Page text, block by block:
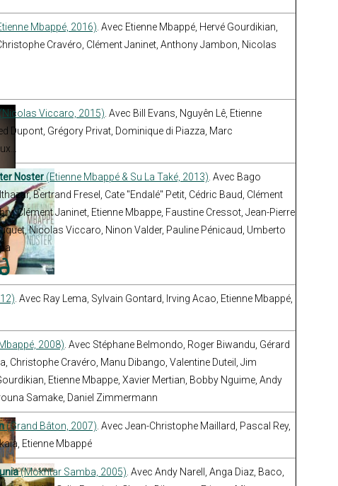
Mbappé, 2016) . Avec Etienne Mbappé, Hervé Gourdikian,
Cravéro, Clément Janinet, Anthony Jambon, Nicolas
Viccaro, 2015) . Avec Bill Evans, Nguyên Lê, Etienne
Dupont, Grégory Privat, Dominique di Piazza, Marc
Noster (Etienne Mbappé & Su La Také, 2013) . Avec Bago
Bertrand Fresel, Cate "Endalé" Petit, Cédric Baud, Clément
Clément Janinet, Etienne Mbappe, Faustine Cressot, Jean-Pierre
Nicolas Viccaro, Ninon Valder, Pauline Pénicaud, Umberto
. Avec Ray Lema, Sylvain Gontard, Irving Acao, Etienne Mbappé,
2008) . Avec Stéphane Belmondo, Roger Biwandu, Gérard
Christophe Cravéro, Manu Dibango, Valentine Duteil, Jim
Etienne Mbappe, Xavier Mertian, Bobby Nguime, Andy
Samake, Daniel Zimmermann
(Grand Bâton, 2007) . Avec Jean-Christophe Maillard, Pascal Rey,
Etienne Mbappé
(Mokhtar Samba, 2005) . Avec Andy Narell, Anga Diaz, Baco,